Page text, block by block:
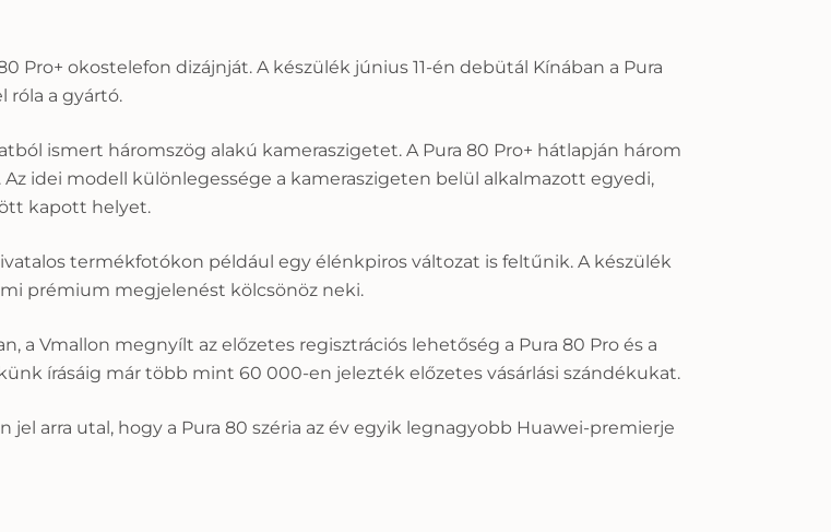
Pro+ okostelefon dizájnját. A készülék június 11-én debütál Kínában a Pura
róla a gyártó.
ismert háromszög alakú kameraszigetet. A Pura 80 Pro+ hátlapján három
idei modell különlegessége a kameraszigeten belül alkalmazott egyedi,
kapott helyet.
termékfotókon például egy élénkpiros változat is feltűnik. A készülék
prémium megjelenést kölcsönöz neki.
a Vmallon megnyílt az előzetes regisztrációs lehetőség a Pura 80 Pro és a
írásáig már több mint 60 000-en jelezték előzetes vásárlási szándékukat.
arra utal, hogy a Pura 80 széria az év egyik legnagyobb Huawei-premierje